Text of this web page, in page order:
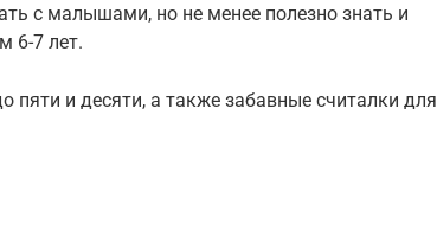
с малышами, но не менее полезно знать и
6-7 лет.
пяти и десяти, а также забавные считалки для